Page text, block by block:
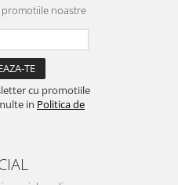
noastre
cu promotiile
in Politica de